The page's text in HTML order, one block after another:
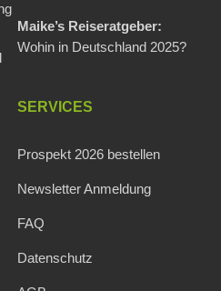
Maike’s Reiseratgeber:
Wohin in Deutschland 2025?
SERVICES
Prospekt 2026 bestellen
Newsletter Anmeldung
FAQ
Datenschutz